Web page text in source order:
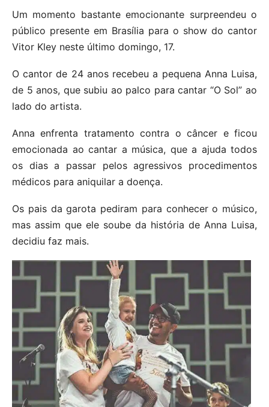
Um momento bastante emocionante surpreendeu o
público presente em Brasília para o show do cantor
Vitor Kley neste último domingo, 17.
O cantor de 24 anos recebeu a pequena Anna Luisa,
de 5 anos, que subiu ao palco para cantar “O Sol” ao
lado do artista.
Anna enfrenta tratamento contra o câncer e ficou
emocionada ao cantar a música, que a ajuda todos
os dias a passar pelos agressivos procedimentos
médicos para aniquilar a doença.
Os pais da garota pediram para conhecer o músico,
mas assim que ele soube da história de Anna Luisa,
decidiu faz mais.